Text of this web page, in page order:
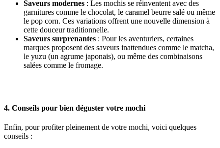
Saveurs modernes : Les mochis se réinventent avec des
garnitures comme le chocolat, le caramel beurre salé ou même
le pop corn. Ces variations offrent une nouvelle dimension à
cette douceur traditionnelle.
Saveurs surprenantes : Pour les aventuriers, certaines
marques proposent des saveurs inattendues comme le matcha,
le yuzu (un agrume japonais), ou même des combinaisons
salées comme le fromage.
4. Conseils pour bien déguster votre mochi
Enfin, pour profiter pleinement de votre mochi, voici quelques
conseils :